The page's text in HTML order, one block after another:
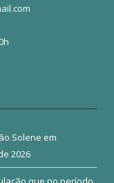
Solene em
2026